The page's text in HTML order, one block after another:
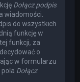
Dołącz podpis
wiadomości.
do wszystkich
funkcję w
funkcji, za
o
w formularzu
Dołącz